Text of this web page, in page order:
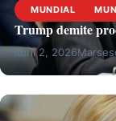
MUNDIAL
Trump demite
abril 2, 2026